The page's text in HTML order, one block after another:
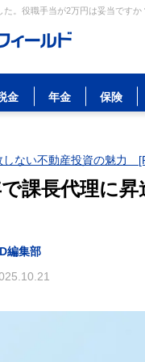
。役職手当が2万円は妥当です
金 年金 保険
しない不動産投資の魅力
課長代理に
編集部